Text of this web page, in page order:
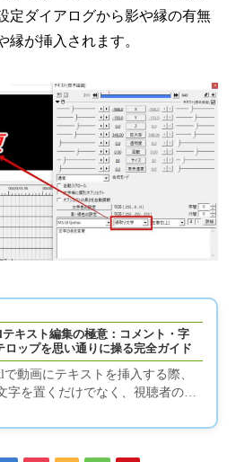
定ダイアログから影や縁の有無
縁が挿入されます。
キスト編集の極意：コメント・字
ロップを思い通りに操る完全ガイド
動画にテキストを挿入する際、
字を置くだけでなく、視聴者の心
ーページでは、Avi...